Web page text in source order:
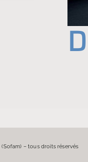
D
(Sofam) – tous droits réservés